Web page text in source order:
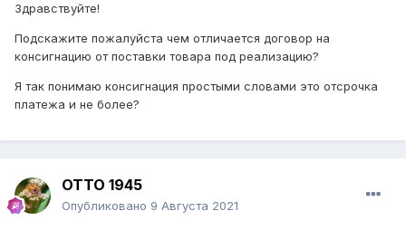
Здравствуйте!
Подскажите пожалуйста чем отличается договор на
консигнацию от поставки товара под реализацию?
Я так понимаю консигнация простыми словами это отсрочка
платежа и не более?
ОТТО 1945
Опубликовано 9 Августа 2021